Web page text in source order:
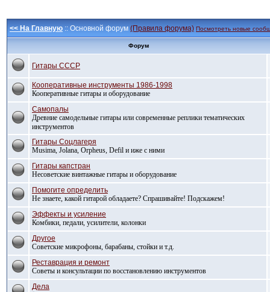
<< На Главную :: Основной форум (Правила форума) Посмотреть новые
Форум
Гитары СССР
Кооперативные инструменты 1986-1998
Кооперативные гитары и оборудование
Самопалы
Древние самодельные гитары или современные реплики тематических
инструментов
Гитары Соцлагеря
Musima, Jolana, Orpheus, Defil и иже с ними
Гитары капстран
Несоветские винтажные гитары и оборудование
Помогите определить
Не знаете, какой гитарой обладаете? Спрашивайте! Подскажем!
Эффекты и усиление
Комбики, педали, усилители, колонки
Другое
Советские микрофоны, барабаны, стойки и т.д.
Реставрация и ремонт
Советы и консультации по восстановлению инструментов
Дела